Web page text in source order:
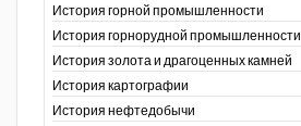
История горной промышленности
История горнорудной промышленности
История золота и драгоценных камней
История картографии
История нефтедобычи